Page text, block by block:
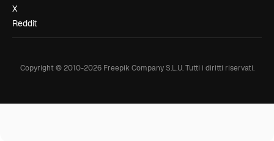
X
Reddit
Copyright © 2010-2026Freepik Company S.L.U. Tutti i diritti riservati.